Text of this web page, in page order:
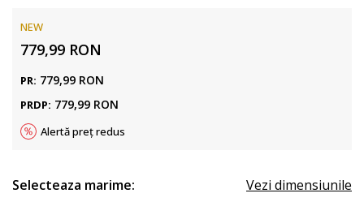
NEW
779,99 RON
PR: 779,99 RON
PRDP: 779,99 RON
Alertă preț redus
Selecteaza marime: Vezi dimensiunile